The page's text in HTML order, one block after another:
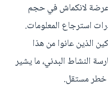
عرضة لانكماش في حجم
استرجاع المعلومات.
المشاركين الذين عانوا من هذا
النشاط البدني، ما يشير
خطر مستقل.